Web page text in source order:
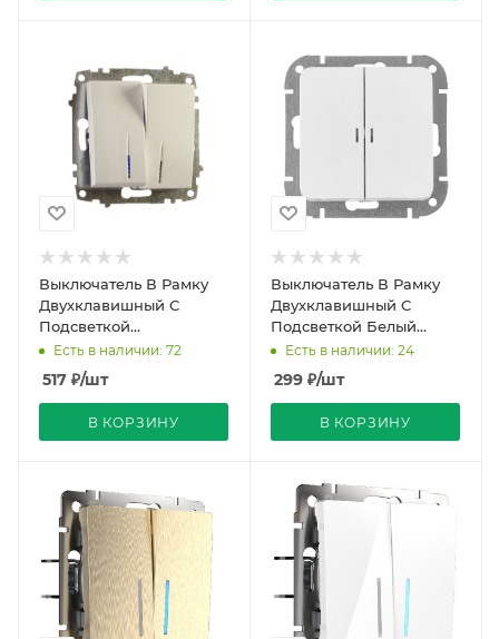
Выключатель В Рамку
Двухклавишный С
Подсветкой
Белоснежный IP20 10А
250В Zena Vega El-BI
Есть в наличии: 72
517 ₽/шт
В КОРЗИНУ
Выключатель В Рамку
Двухклавишный С
Подсветкой Белый
глянцевый IP20 10А
Есть в наличии: 24
299 ₽/шт
В КОРЗИНУ